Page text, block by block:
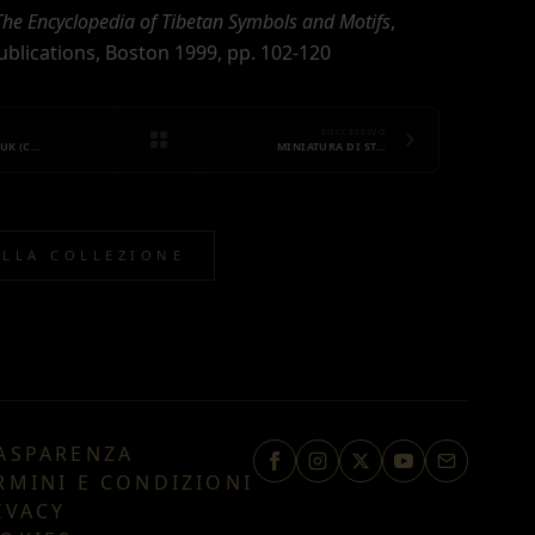
Encyclopedia of Tibetan Symbols and Motifs,
Boston 1999, pp. 102-120
(C… MINIATURA DI ST…
COLLEZIONE
E CONDIZIONI